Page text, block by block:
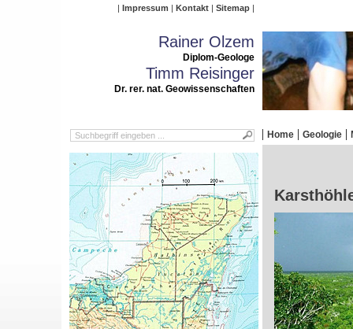
Impressum Kontakt Sitemap
Rainer Olzem
Diplom-Geologe
Timm Reisinger
Dr. rer. nat. Geowissenschaften
Home Geologie